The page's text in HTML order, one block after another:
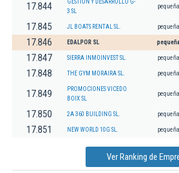
17.844
GESTION Y DESARROLLO G-
3 SL
pequeña
17.845 JL BOATS RENTAL SL. pequeña
17.846 EDALPOR SL
17.847 SIERRA INMOINVEST SL. pequeña
17.848 THE GYM MORAIRA SL. pequeña
17.849
PROMOCIONES VICEDO
BOIX SL
pequeña
17.850 2A 360 BUILDING SL. pequeña
17.851 NEW WORLD 10G SL. pequeña
Ver Ranking de